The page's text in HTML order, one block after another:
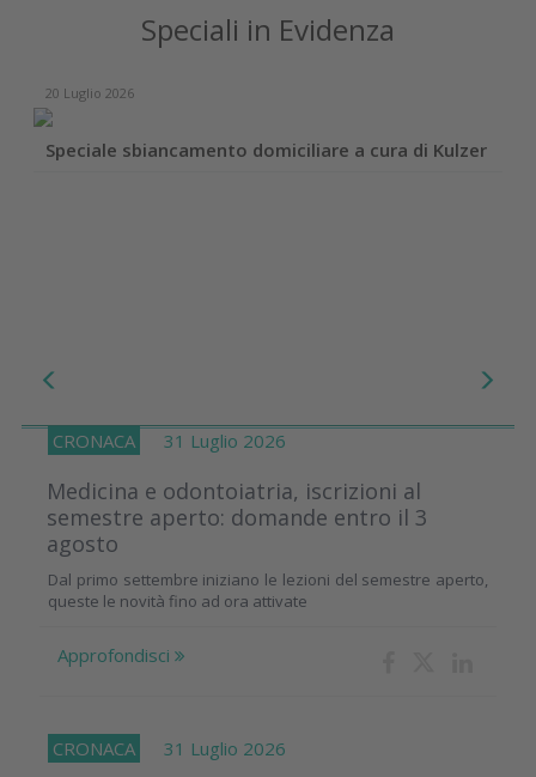
Speciali in Evidenza
20 Luglio 2026
Speciale sbiancamento domiciliare a cura di Kulzer
CRONACA 31 Luglio 2026
Medicina e odontoiatria, iscrizioni al
semestre aperto: domande entro il 3
agosto
Dal primo settembre iniziano le lezioni del semestre aperto,
queste le novità fino ad ora attivate
Approfondisci
CRONACA 31 Luglio 2026